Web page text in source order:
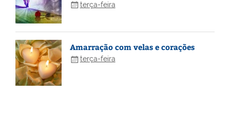
terça-feira
Amarração com velas e corações
terça-feira